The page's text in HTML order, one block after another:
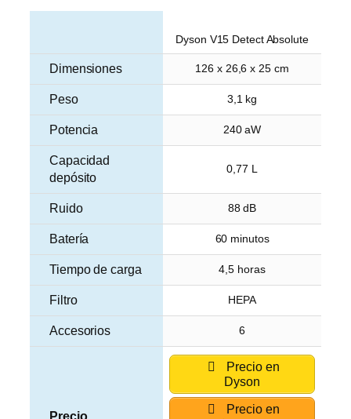
Dyson V15 Detect Absolute
Dimensiones 126 x 26,6 x 25 cm
Peso 3,1 kg
Potencia 240 aW
Capacidad
depósito
0,77 L
Ruido 88 dB
Batería 60 minutos
Tiempo de carga 4,5 horas
Filtro HEPA
Accesorios 6
Precio en
Dyson
Precio en